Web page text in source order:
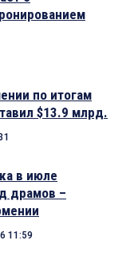
по итогам
$13.9 млрд.
в июле
драмов –
11:59